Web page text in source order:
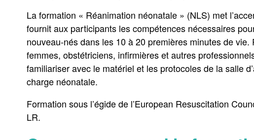
La formation « Réanimation néonatale » (NLS) met
fournit aux participants les compétences nécessaires
nouveau-nés dans les 10 à 20 premières minutes de
femmes, obstétriciens, infirmières et autres
familiariser avec le matériel et les protocoles de la salle
charge néonatale.
Formation sous l’égide de l’European Resuscitation
LR.